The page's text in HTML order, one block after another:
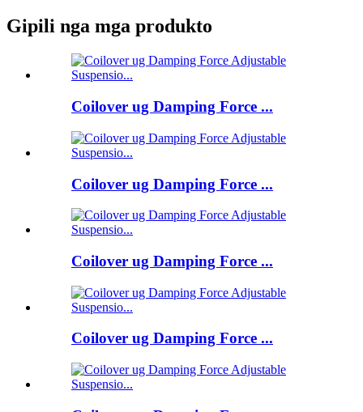
Gipili nga mga produkto
Coilover ug Damping Force ...
Coilover ug Damping Force ...
Coilover ug Damping Force ...
Coilover ug Damping Force ...